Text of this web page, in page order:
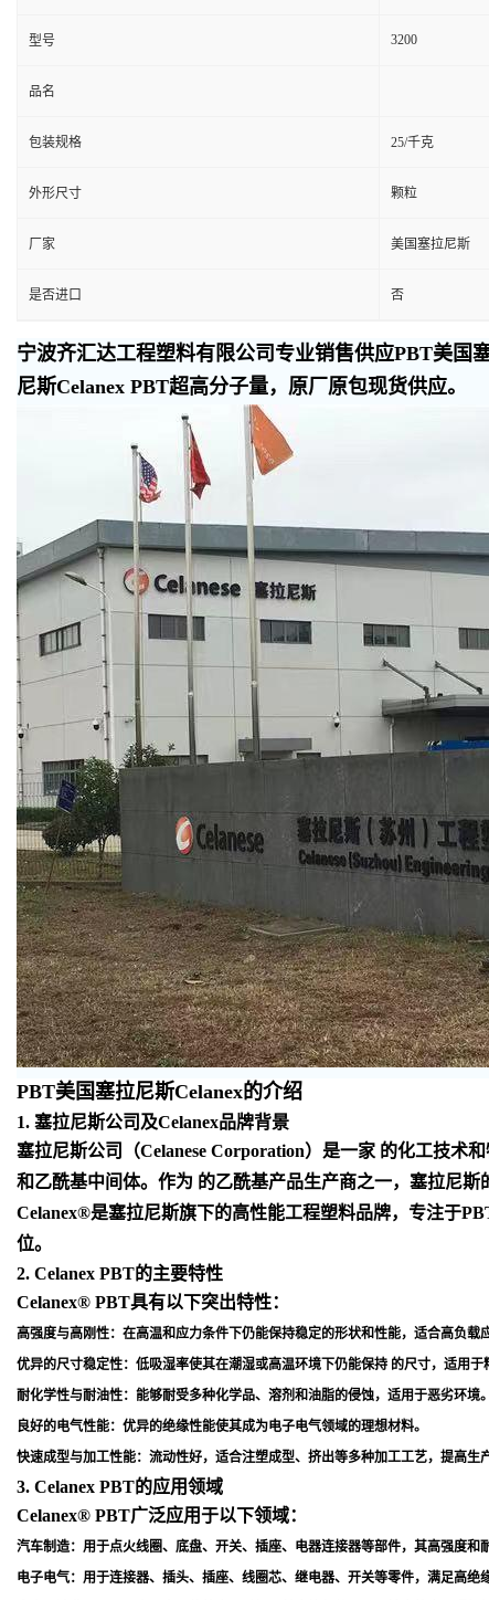
型号 3200
品名
包装规格 25/千克
外形尺寸 颗粒
厂家 美国塞拉尼斯
是否进口 否
宁波齐汇达工程塑料有限公司专业销售供应PBT美国
尼斯Celanex PBT超高分子量，原厂原包现货供应。
PBT美国塞拉尼斯Celanex的介绍
1. 塞拉尼斯公司及Celanex品牌背景
塞拉尼斯公司（Celanese Corporation）是一家 的化工技术
和乙酰基中间体。作为 的乙酰基产品生产商之一，塞拉尼
Celanex®是塞拉尼斯旗下的高性能工程塑料品牌，专注于
位。
2. Celanex PBT的主要特性
Celanex® PBT具有以下突出特性：
高强度与高刚性：在高温和应力条件下仍能保持稳定的形状和性能，适合高负载
优异的尺寸稳定性：低吸湿率使其在潮湿或高温环境下仍能保持 的尺寸，适用于
耐化学性与耐油性：能够耐受多种化学品、溶剂和油脂的侵蚀，适用于恶劣环境。
良好的电气性能：优异的绝缘性能使其成为电子电气领域的理想材料。
快速成型与加工性能：流动性好，适合注塑成型、挤出等多种加工工艺，提高生
3. Celanex PBT的应用领域
Celanex® PBT广泛应用于以下领域：
汽车制造：用于点火线圈、底盘、开关、插座、电器连接器等部件，其高强度和
电子电气：用于连接器、插头、插座、线圈芯、继电器、开关等零件，满足高绝